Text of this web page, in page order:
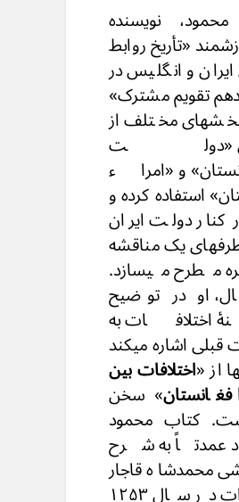
نویسنده
«تأریخ روابط
و انگلیس در
تقویم مشترک»
مختلف از
«دولت
و «امراء
استفاده کرده و
کنار دولت ایران
یک مناقشه
مطرح میسازد.
او در توضیح
اختلافات به
قبلی اشاره میکند
از «اختلافات بین
» سخن
کتاب محمود
عمدتاً به شرح
محمدشاه قاجار
به هرات در سال ۱۲۵۳